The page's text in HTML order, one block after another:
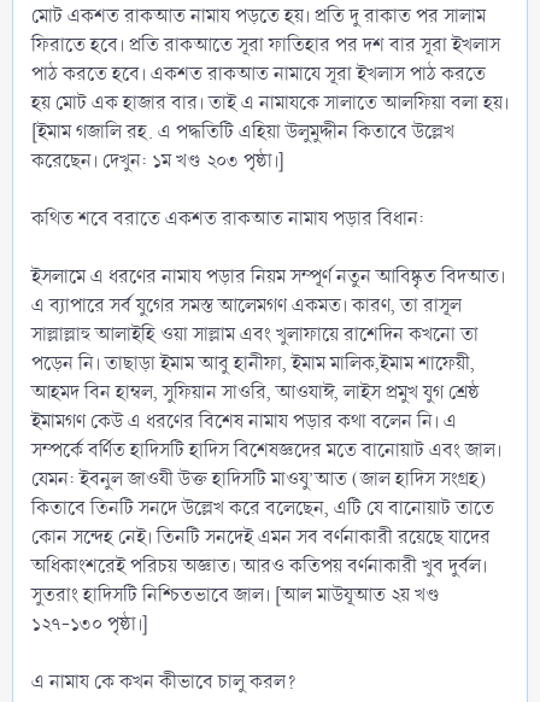
মোট একশত রাকআত নামায পড়তে হয়। প্রতি দু রাকাত পর সালাম
ফিরাতে হবে। প্রতি রাকআতে সূরা ফাতিহার পর দশ বার সূরা ইখলাস
পাঠ করতে হবে। একশত রাকআত নামাযে সূরা ইখলাস পাঠ করতে
হয় মোট এক হাজার বার। তাই এ নামাযকে সালাতে আলফিয়া বলা হয়।
[ইমাম গজালি রহ. এ পদ্ধতিটি এহিয়া উলুমুদ্দীন কিতাবে উল্লেখ
করেছেন। দেখুন: ১ম খণ্ড ২০৩ পৃষ্ঠা।]
কথিত শবে বরাতে একশত রাকআত নামায পড়ার বিধান:
ইসলামে এ ধরণের নামায পড়ার নিয়ম সম্পূর্ণ নতুন আবিষ্কৃত বিদআত।
এ ব্যাপারে সর্ব যুগের সমস্ত আলেমগণ একমত। কারণ, তা রাসূল
সাল্লাল্লাহু আলাইহি ওয়া সাল্লাম এবং খুলাফায়ে রাশেদিন কখনো তা
পড়েন নি। তাছাড়া ইমাম আবু হানীফা, ইমাম মালিক,ইমাম শাফেয়ী,
আহমদ বিন হাম্বল, সুফিয়ান সাওরি, আওযাঈ, লাইস প্রমুখ যুগ শ্রেষ্ঠ
ইমামগণ কেউ এ ধরণের বিশেষ নামায পড়ার কথা বলেন নি। এ
সম্পর্কে বর্ণিত হাদিসটি হাদিস বিশেষজ্ঞদের মতে বানোয়াট এবং জাল।
যেমন: ইবনুল জাওযী উক্ত হাদিসটি মাওযু’আত (জাল হাদিস সংগ্রহ)
কিতাবে তিনটি সনদে উল্লেখ করে বলেছেন, এটি যে বানোয়াট তাতে
কোন সন্দেহ নেই। তিনটি সনদেই এমন সব বর্ণনাকারী রয়েছে যাদের
অধিকাংশরেই পরিচয় অজ্ঞাত। আরও কতিপয় বর্ণনাকারী খুব দুর্বল।
সুতরাং হাদিসটি নিশ্চিতভাবে জাল। [আল মাউযূআত ২য় খণ্ড
১২৭-১৩০ পৃষ্ঠা।]
এ নামায কে কখন কীভাবে চালু করল?